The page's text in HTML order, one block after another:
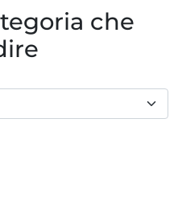
che